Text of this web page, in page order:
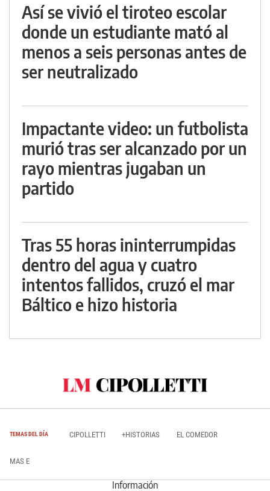
Así se vivió el tiroteo escolar
donde un estudiante mató al
menos a seis personas antes de
ser neutralizado
Impactante video: un futbolista
murió tras ser alcanzado por un
rayo mientras jugaban un
partido
Tras 55 horas ininterrumpidas
dentro del agua y cuatro
intentos fallidos, cruzó el mar
Báltico e hizo historia
TEMAS DEL DÍA CIPOLLETTI +HISTORIAS EL COMEDOR
MAS E
Información